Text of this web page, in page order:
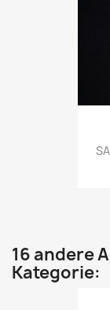
16 andere
Kategorie: